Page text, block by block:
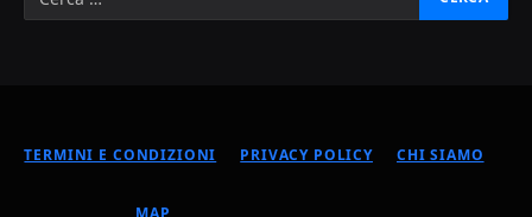
TERMINI E CONDIZIONI PRIVACY POLICY CHI SIAMO
MAP